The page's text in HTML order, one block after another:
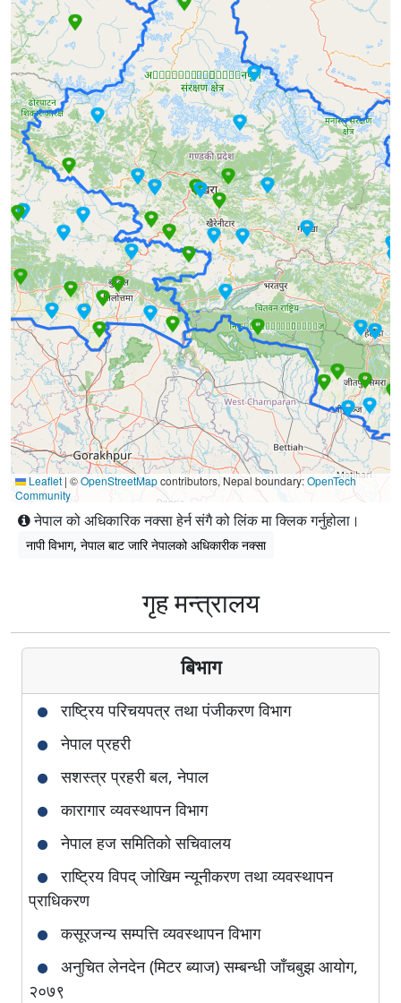
Leaflet | ©OpenStreetMapcontributors, Nepal boundary:OpenTech
Community
नेपाल को अधिकारिक नक्सा हेर्न संगै को लिंक मा क्लिक गर्नुहोला।
नापी विभाग, नेपाल बाट जारि नेपालको अधिकारीक नक्सा
गृह मन्त्रालय
बिभाग
राष्ट्रिय परिचयपत्र तथा पंजीकरण विभाग
नेपाल प्रहरी
सशस्त्र प्रहरी बल, नेपाल
कारागार व्यवस्थापन विभाग
नेपाल हज समितिको सचिवालय
राष्ट्रिय विपद् जोखिम न्यूनीकरण तथा व्यवस्थापन
प्राधिकरण
कसूरजन्य सम्पत्ति व्यवस्थापन विभाग
अनुचित लेनदेन (मिटर ब्याज) सम्बन्धी जाँचबुझ आयोग,
२०७९